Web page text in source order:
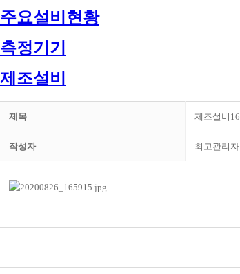
주요설비현황
측정기기
제조설비
제목 제조설비16
작성자 최고관리자